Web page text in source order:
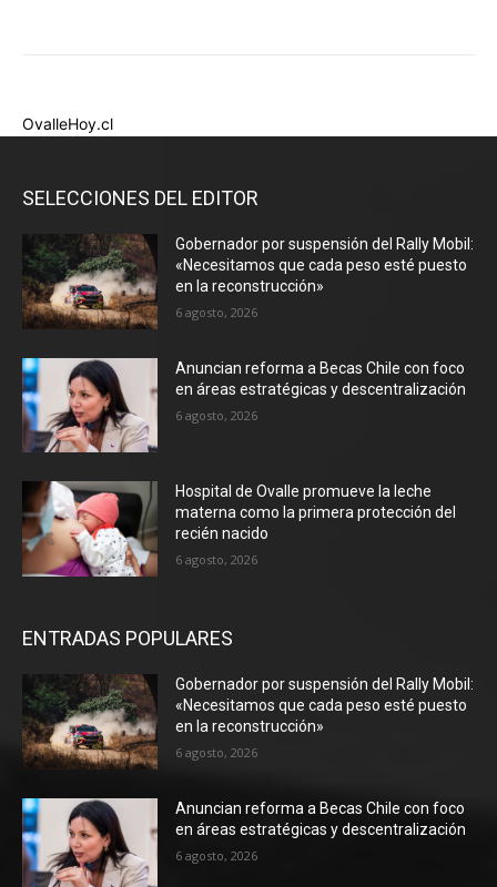
SELECCIONES DEL EDITOR
Gobernador por suspensión del Rally Mobil:
«Necesitamos que cada peso esté puesto
en la reconstrucción»
6 agosto, 2026
Anuncian reforma a Becas Chile con foco
en áreas estratégicas y descentralización
6 agosto, 2026
Hospital de Ovalle promueve la leche
materna como la primera protección del
recién nacido
6 agosto, 2026
ENTRADAS POPULARES
Gobernador por suspensión del Rally Mobil:
«Necesitamos que cada peso esté puesto
en la reconstrucción»
6 agosto, 2026
Anuncian reforma a Becas Chile con foco
en áreas estratégicas y descentralización
6 agosto, 2026